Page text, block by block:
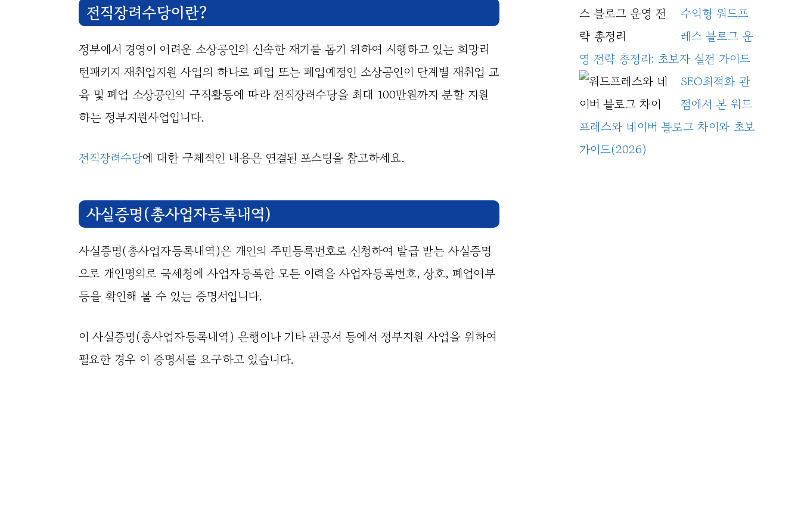
전직장려수당이란?
정부에서 경영이 어려운 소상공인의 신속한 재기를 돕기 위하여 시행하고 있는 희망리
턴패키지 재취업지원 사업의 하나로 폐업 또는 폐업예정인 소상공인이 단계별 재취업 교
육 및 폐업 소상공인의 구직활동에 따라 전직장려수당을 최대 100만원까지 분할 지원
하는 정부지원사업입니다.
전직장려수당에 대한 구체적인 내용은 연결된 포스팅을 참고하세요.
사실증명(총사업자등록내역)
사실증명(총사업자등록내역)은 개인의 주민등록번호로 신청하여 발급 받는 사실증명
으로 개인명의로 국세청에 사업자등록한 모든 이력을 사업자등록번호, 상호, 폐업여부
등을 확인해 볼 수 있는 증명서입니다.
이 사실증명(총사업자등록내역) 은행이나 기타 관공서 등에서 정부지원 사업을 위하여
필요한 경우 이 증명서를 요구하고 있습니다.
수익형 워드프
레스 블로그 운
영 전략 총정리: 초보자 실전 가이드
SEO최적화 관
점에서 본 워드
프레스와 네이버 블로그 차이와 초보
가이드(2026)